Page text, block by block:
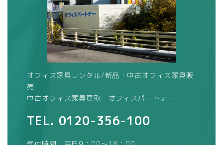
オフィス家具レンタル/新品・中古オフィス家具販
売
中古オフィス家具買取 オフィスパートナー
TEL. 0120-356-100